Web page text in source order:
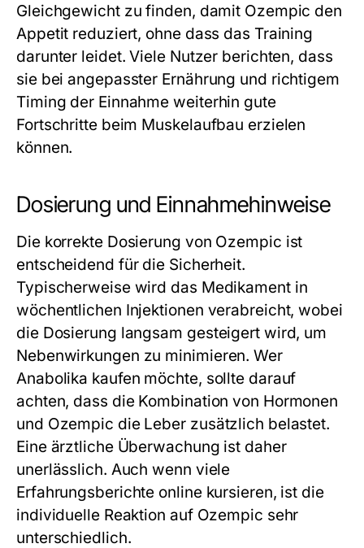
Gleichgewicht zu finden, damit Ozempic den
Appetit reduziert, ohne dass das Training
darunter leidet. Viele Nutzer berichten, dass
sie bei angepasster Ernährung und richtigem
Timing der Einnahme weiterhin gute
Fortschritte beim Muskelaufbau erzielen
können.
Dosierung und Einnahmehinweise
Die korrekte Dosierung von Ozempic ist
entscheidend für die Sicherheit.
Typischerweise wird das Medikament in
wöchentlichen Injektionen verabreicht, wobei
die Dosierung langsam gesteigert wird, um
Nebenwirkungen zu minimieren. Wer
Anabolika kaufen möchte, sollte darauf
achten, dass die Kombination von Hormonen
und Ozempic die Leber zusätzlich belastet.
Eine ärztliche Überwachung ist daher
unerlässlich. Auch wenn viele
Erfahrungsberichte online kursieren, ist die
individuelle Reaktion auf Ozempic sehr
unterschiedlich.